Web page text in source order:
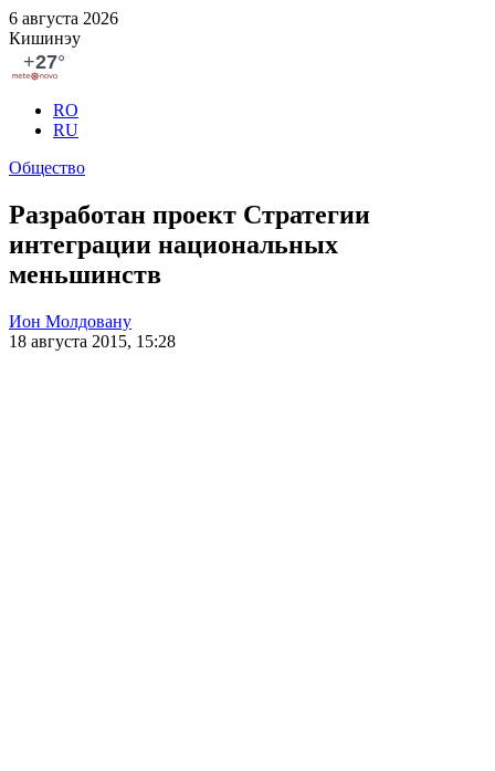
6 августа 2026
Кишинэу
RO
RU
Общество
Разработан проект Стратегии
интеграции национальных
меньшинств
Ион Молдовану
18 августа 2015, 15:28